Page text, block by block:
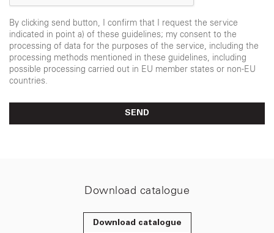
By clicking send button, I confirm that I request the service
indicated in point a) of these guidelines; my consent to the
processing of data for the purposes of the service, including the
processing methods mentioned in these guidelines, including
possible processing carried out in EU member states or non-EU
countries.
SEND
Download catalogue
Download catalogue